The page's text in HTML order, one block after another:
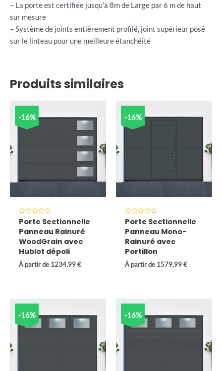
– La porte est certifiée jusqu’à 8m de Large par 6 m de haut
sur mesure
– Système de joints entièrement profilé, joint supérieur posé
sur le linteau pour une meilleure étanchéité
Produits similaires
-16%
Note
0
sur
Porte Sectionnelle
Panneau Rainuré
WoodGrain avec
Hublot dépoli
À partir de 1234,99€
-16%
Note
0
sur
Porte Sectionnelle
Panneau Mono-
Rainuré avec
Portillon
À partir de 1579,99€
-16% -16%